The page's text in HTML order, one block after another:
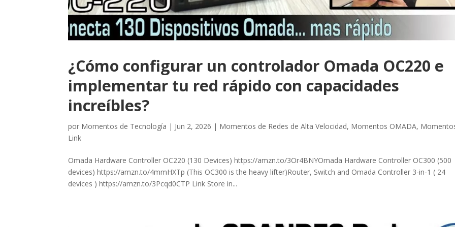
¿Cómo configurar un controlador Omada OC220 e
implementar tu red rápido con capacidades
increíbles?
por Momentos de Tecnología | Jun 2, 2026 | Momentos de Redes de Alta Velocidad, Momentos OMADA,
Link
Omada Hardware Controller OC220 (130 Devices) https://amzn.to/3Or4BNYOmada Hardware Controller OC300 (500
devices) https://amzn.to/4mmHXTp (This OC300 is the heavy lifter)Router, Switch and Omada Controller 3-in-1 ( 24
devices ) https://amzn.to/3Pcqd0CTP Link Store in...